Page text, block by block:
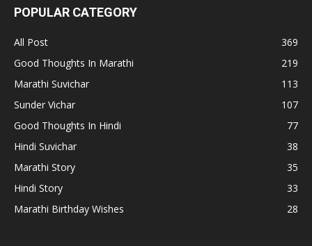
POPULAR CATEGORY
All Post
369
Good Thoughts In Marathi
219
Marathi Suvichar
113
Sunder Vichar
107
Good Thoughts In Hindi
77
Hindi Suvichar
38
Marathi Story
35
Hindi Story
33
Marathi Birthday Wishes
28